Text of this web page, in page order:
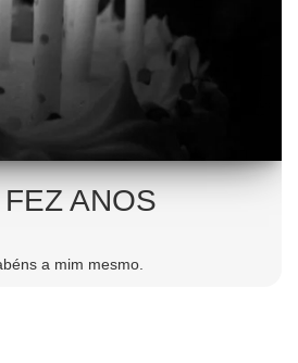
ANOS
a mim mesmo.